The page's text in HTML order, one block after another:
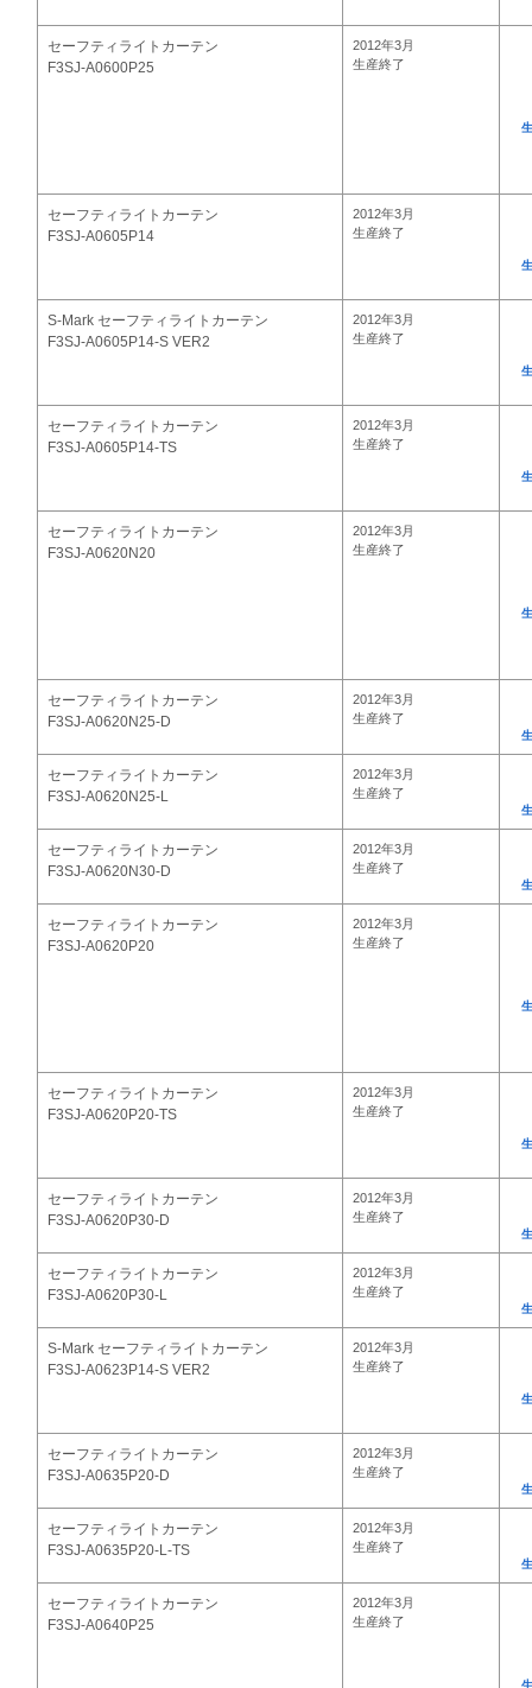
セーフティライトカーテン
F3SJ-A0600P25
2012年3月
生産終了
セーフティライトカーテン
F3SJ-A0605P14
2012年3月
生産終了
S-Mark セーフティライトカーテン
F3SJ-A0605P14-S VER2
2012年3月
生産終了
セーフティライトカーテン
F3SJ-A0605P14-TS
2012年3月
生産終了
セーフティライトカーテン
F3SJ-A0620N20
2012年3月
生産終了
セーフティライトカーテン
F3SJ-A0620N25-D
2012年3月
生産終了
セーフティライトカーテン
F3SJ-A0620N25-L
2012年3月
生産終了
セーフティライトカーテン
F3SJ-A0620N30-D
2012年3月
生産終了
セーフティライトカーテン
F3SJ-A0620P20
2012年3月
生産終了
セーフティライトカーテン
F3SJ-A0620P20-TS
2012年3月
生産終了
セーフティライトカーテン
F3SJ-A0620P30-D
2012年3月
生産終了
セーフティライトカーテン
F3SJ-A0620P30-L
2012年3月
生産終了
S-Mark セーフティライトカーテン
F3SJ-A0623P14-S VER2
2012年3月
生産終了
セーフティライトカーテン
F3SJ-A0635P20-D
2012年3月
生産終了
セーフティライトカーテン
F3SJ-A0635P20-L-TS
2012年3月
生産終了
セーフティライトカーテン
F3SJ-A0640P25
2012年3月
生産終了